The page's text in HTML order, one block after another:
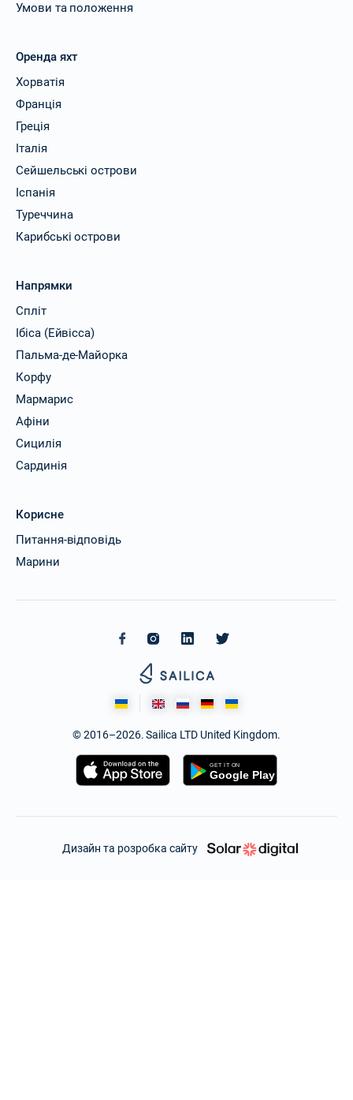
Умови та положення
Оренда яхт
Хорватія
Франція
Греція
Італія
Сейшельські острови
Іспанія
Туреччина
Карибські острови
Напрямки
Спліт
Ібіса (Ейвісса)
Пальма-де-Майорка
Корфу
Мармарис
Афіни
Сицилія
Сардинія
Корисне
Питання-відповідь
Марини
© 2016–2026. Sailica LTD United Kingdom.
Дизайн та розробка сайту